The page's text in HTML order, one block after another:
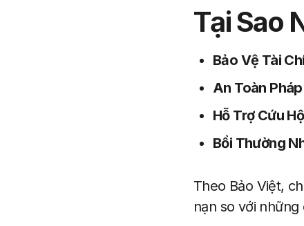
Tại Sao
Bảo Vệ Tài
An Toàn
Hỗ Trợ Cứu Hộ
Bồi Thường
Theo Bảo Việt,
nạn so với